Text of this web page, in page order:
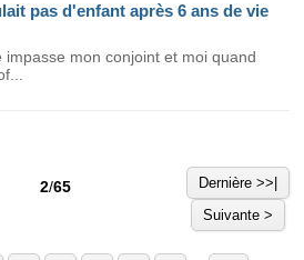
pas d'enfant après 6 ans de vie
impasse mon conjoint et moi quand
2/65
Dernière >>|
Suivante >